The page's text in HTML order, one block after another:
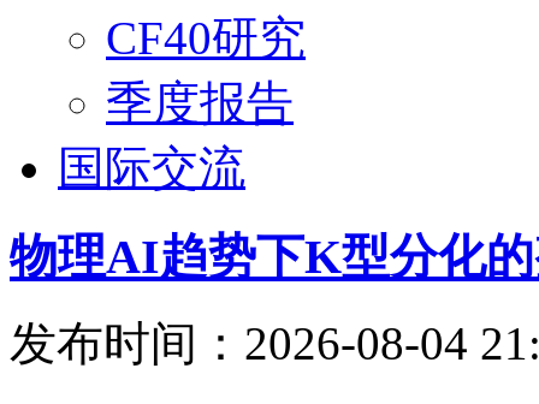
CF40研究
季度报告
国际交流
物理AI趋势下K型分化
发布时间：2026-08-04